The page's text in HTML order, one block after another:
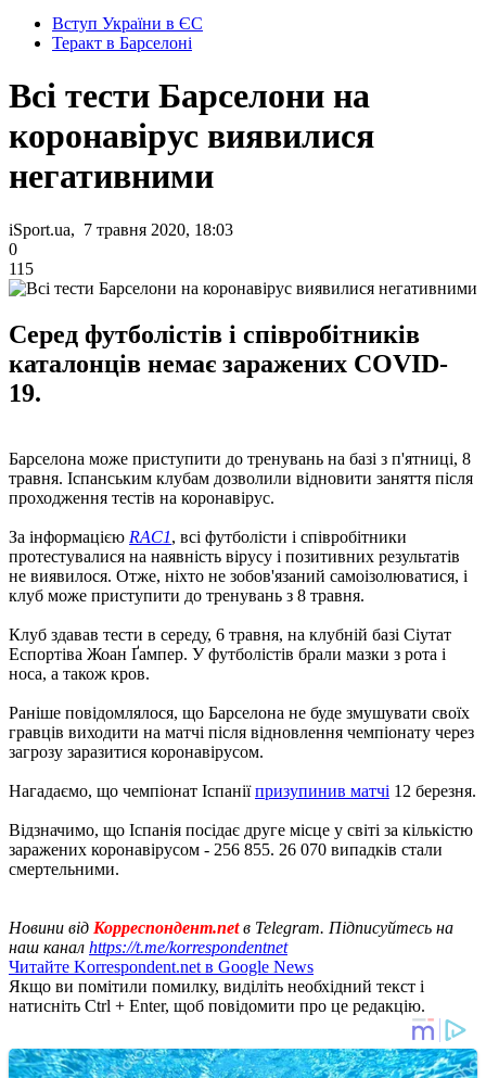
Вступ України в ЄС
Теракт в Барселоні
Всі тести Барселони на
коронавірус виявилися
негативними
iSport.ua, 7 травня 2020, 18:03
0
115
Серед футболістів і співробітників
каталонців немає заражених COVID-
19.
Барселона може приступити до тренувань на базі з п'ятниці, 8
травня. Іспанським клубам дозволили відновити заняття після
проходження тестів на коронавірус.
За інформацією RAC1, всі футболісти і співробітники
протестувалися на наявність вірусу і позитивних результатів
не виявилося. Отже, ніхто не зобов'язаний самоізолюватися, і
клуб може приступити до тренувань з 8 травня.
Клуб здавав тести в середу, 6 травня, на клубній базі Сіутат
Еспортіва Жоан Ґампер. У футболістів брали мазки з рота і
носа, а також кров.
Раніше повідомлялося, що Барселона не буде змушувати своїх
гравців виходити на матчі після відновлення чемпіонату через
загрозу заразитися коронавірусом.
Нагадаємо, що чемпіонат Іспаніїпризупинив матчі 12 березня.
Відзначимо, що Іспанія посідає друге місце у світі за кількістю
заражених коронавірусом - 256 855. 26 070 випадків стали
смертельними.
Новини від Корреспондент.netв Telegram. Підписуйтесь на
наш канал https://t.me/korrespondentnet
Читайте Korrespondent.net в Google News
Якщо ви помітили помилку, виділіть необхідний текст і
натисніть Ctrl + Enter, щоб повідомити про це редакцію.